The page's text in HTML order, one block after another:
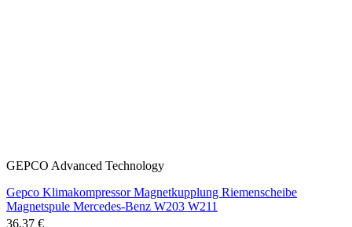
GEPCO Advanced Technology
Gepco Klimakompressor Magnetkupplung Riemenscheibe
Magnetspule Mercedes-Benz W203 W211
36,37 €